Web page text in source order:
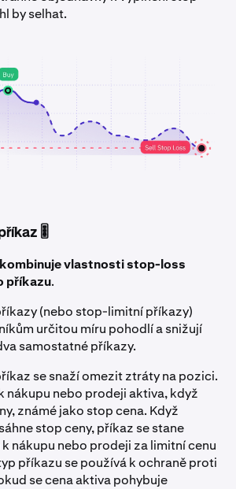
by selhat.
🎚️
kombinuje vlastnosti stop-loss
příkazu.
(nebo stop-limitní příkazy)
určitou míru pohodlí a snižují
samostatné příkazy.
se snaží omezit ztráty na pozici.
nákupu nebo prodeji aktiva, když
známé jako stop cena. Když
stop ceny, příkaz se stane
nákupu nebo prodeji za limitní cenu
příkazu se používá k ochraně proti
se cena aktiva pohybuje